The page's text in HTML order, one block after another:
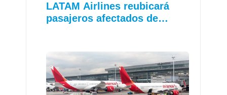
LATAM Airlines reubicará
pasajeros afectados de…